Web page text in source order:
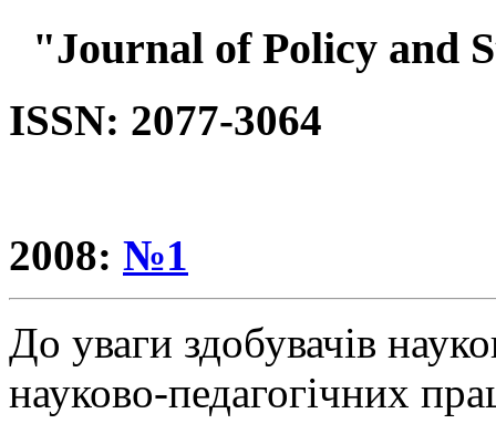
"Journal of Policy and
ISSN: 2077-3064
2008: №1
До уваги здобувачів
науково-педагогічних